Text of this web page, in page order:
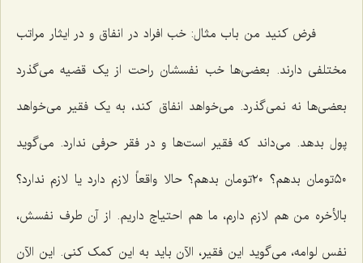
فرض کنید من باب مثال: خب افراد در انفاق و در ایثار مراتب
مختلفی دارند. بعضی‌ها خب نفسشان راحت از یک قضیه می‌گذرد
بعضی‌ها نه نمی‌گذرد. می‌خواهد انفاق کند، به یک فقیر می‌خواهد
پول بدهد. می‌داند که فقیر است‌ها و در فقر حرفی ندارد. می‌گوید
٥٠تومان بدهم؟ ٢٠تومان بدهم؟ حالا واقعاً لازم دارد یا لازم ندارد؟
بالأخره من هم لازم دارم، ما هم احتیاج داریم. از آن طرف نفسش،
نفس لوامه، می‌گوید این فقیر، الآن باید به این کمک کنی. این الآن